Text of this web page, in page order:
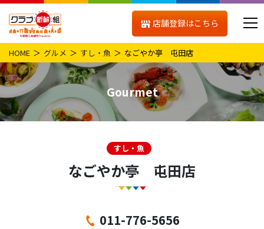
店舗登録はこちら
HOME グルメ すし・魚 なごやか亭 屯田店
Gourmet
すし・魚
なごやか亭 屯田店
011-776-5656